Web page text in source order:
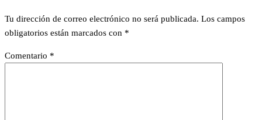
Tu dirección de correo electrónico no será publicada. Los campos
obligatorios están marcados con *
Comentario *